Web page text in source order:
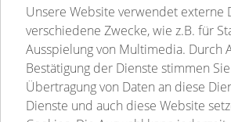
Volkssolidarität Schwerin -
Kindertagesstätten
Pflege
Betreutes Wohnen
Sozialpsychiatrie
Jugend-, Familien- &
Begegnungsstätten
Unsere Website verwendet externe
verschiedene Zwecke, wie z.B. für
Ausspielung von Multimedia. Durch
Bestätigung der Dienste stimmen
Übertragung von Daten an diese
Dienste und auch diese Website